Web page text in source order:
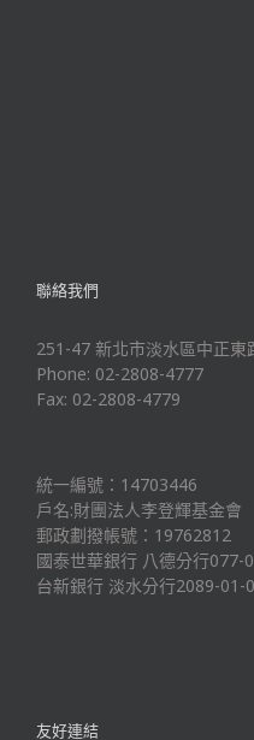
聯絡我們
251-47 新北市淡水區中正東
Phone: 02-2808-4777
Fax: 02-2808-4779
統一編號：14703446
戶名:財團法人李登輝基金會
郵政劃撥帳號：19762812
國泰世華銀行 八德分行077-
台新銀行 淡水分行2089-01-
友好連結